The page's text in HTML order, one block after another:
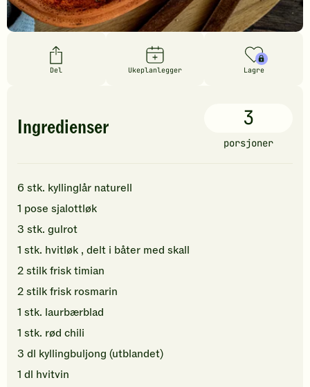
Del Ukeplanlegger Lagre
Ingredienser 3
porsjoner
6 stk. kyllinglår naturell
1 pose sjalottløk
3 stk. gulrot
1 stk. hvitløk , delt i båter med skall
2stilkfrisk timian
2stilkfrisk rosmarin
1 stk. laurbærblad
1 stk. rød chili
3 dl kyllingbuljong (utblandet)
1 dl hvitvin